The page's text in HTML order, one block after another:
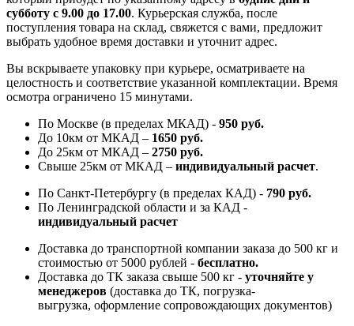
субботу с 9.00 до 17.00. Курьерская служба, после
поступления товара на склад, свяжется с вами, предложит
выбрать удобное время доставки и уточнит адрес.
Вы вскрываете упаковку при курьере, осматриваете на
целостность и соответствие указанной комплектации. Время
осмотра ограничено 15 минутами.
По Москве (в пределах МКАД) - 950 руб.
До 10км от МКАД – 1650 руб.
До 25км от МКАД – 2750 руб.
Свыше 25км от МКАД – индивидуальный расчет.
По Санкт-Петербургу (в пределах КАД) - 790 руб.
По Ленинградской области и за КАД -
индивидуальный расчет
Доставка до транспортной компании заказа до 500 кг и
стоимостью от 5000 рублей - бесплатно.
Доставка до ТК заказа свыше 500 кг - уточняйте у
менеджеров (доставка до ТК, погрузка-
выгрузка, оформление сопровождающих документов)